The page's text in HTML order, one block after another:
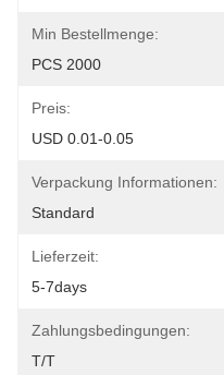
Min Bestellmenge:
PCS 2000
Preis:
USD 0.01-0.05
Verpackung Informationen:
Standard
Lieferzeit:
5-7days
Zahlungsbedingungen:
T/T